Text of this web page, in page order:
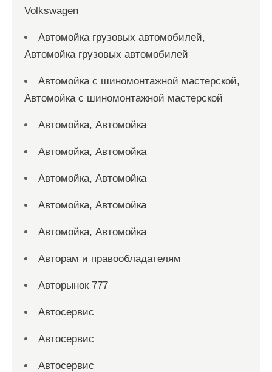
Volkswagen
Автомойка грузовых автомобилей,
Автомойка грузовых автомобилей
Автомойка с шиномонтажной мастерской,
Автомойка с шиномонтажной мастерской
Автомойка, Автомойка
Автомойка, Автомойка
Автомойка, Автомойка
Автомойка, Автомойка
Автомойка, Автомойка
Авторам и правообладателям
Авторынок 777
Автосервис
Автосервис
Автосервис